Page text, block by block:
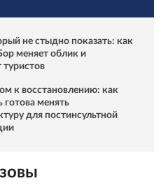
не стыдно показать: как
меняет облик и
туристов
к восстановлению: как
готова менять
для постинсультной